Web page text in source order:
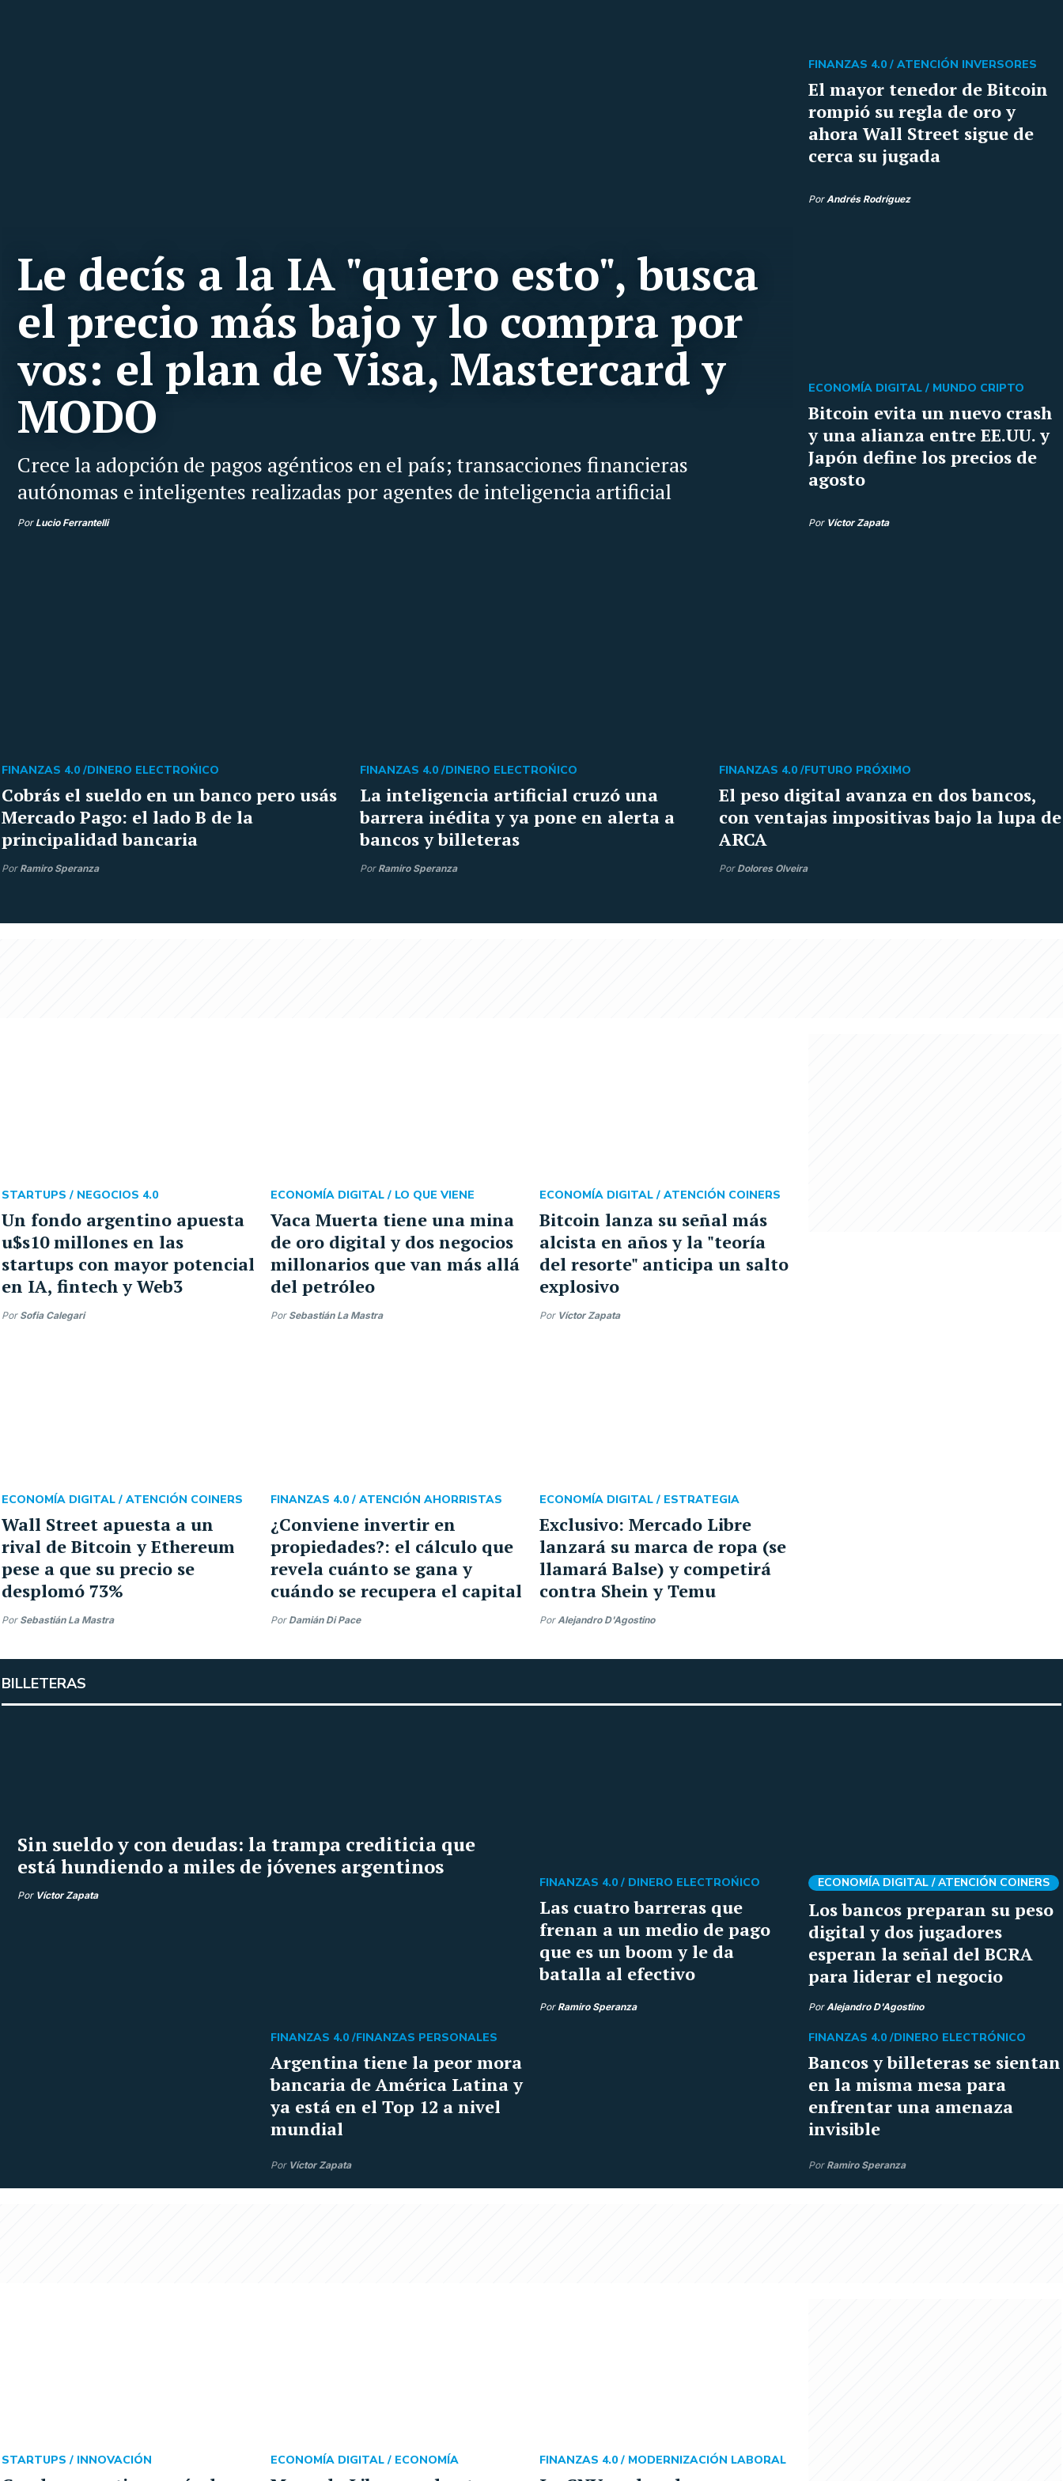
Le decís a la IA "quiero esto", busca
el precio más bajo y lo compra por
vos: el plan de Visa, Mastercard y
MODO
Crece la adopción de pagos agénticos en el país; transacciones financieras
autónomas e inteligentes realizadas por agentes de inteligencia artificial
Por Lucio Ferrantelli
El mayor tenedor de Bitcoin
rompió su regla de oro y
ahora Wall Street sigue de
cerca su jugada
FINANZAS 4.0 / ATENCIÓN INVERSORES
PorAndrés Rodríguez
Bitcoin evita un nuevo crash
y una alianza entre EE.UU. y
Japón define los precios de
agosto
ECONOMÍA DIGITAL / MUNDO CRIPTO
Por Víctor Zapata
Cobrás el sueldo en un banco pero usás
Mercado Pago: el lado B de la
principalidad bancaria
FINANZAS 4.0 /DINERO ELECTROŃICO
Por Ramiro Speranza
La inteligencia artificial cruzó una
barrera inédita y ya pone en alerta a
bancos y billeteras
FINANZAS 4.0 /DINERO ELECTROŃICO
Por Ramiro Speranza
El peso digital avanza en dos bancos,
con ventajas impositivas bajo la lupa de
ARCA
FINANZAS 4.0 /FUTURO PRÓXIMO
Por Dolores Olveira
Un fondo argentino apuesta
u$s10 millones en las
startups con mayor potencial
en IA, fintech y Web3
STARTUPS / NEGOCIOS 4.0
Por Sofia Calegari
Vaca Muerta tiene una mina
de oro digital y dos negocios
millonarios que van más allá
del petróleo
ECONOMÍA DIGITAL / LO QUE VIENE
Por Sebastián La Mastra
Bitcoin lanza su señal más
alcista en años y la "teoría
del resorte" anticipa un salto
explosivo
ECONOMÍA DIGITAL / ATENCIÓN COINERS
Por Víctor Zapata
Wall Street apuesta a un
rival de Bitcoin y Ethereum
pese a que su precio se
desplomó 73%
ECONOMÍA DIGITAL / ATENCIÓN COINERS
Por Sebastián La Mastra
¿Conviene invertir en
propiedades?: el cálculo que
revela cuánto se gana y
cuándo se recupera el capital
FINANZAS 4.0 / ATENCIÓN AHORRISTAS
Por Damián Di Pace
Exclusivo: Mercado Libre
lanzará su marca de ropa (se
llamará Balse) y competirá
contra Shein y Temu
ECONOMÍA DIGITAL / ESTRATEGIA
PorAlejandro D'Agostino
BILLETERAS
Sin sueldo y con deudas: la trampa crediticia que
está hundiendo a miles de jóvenes argentinos
Por Víctor Zapata
Las cuatro barreras que
frenan a un medio de pago
que es un boom y le da
batalla al efectivo
FINANZAS 4.0 / DINERO ELECTROŃICO
Por Ramiro Speranza
Los bancos preparan su peso
digital y dos jugadores
esperan la señal del BCRA
para liderar el negocio
ECONOMÍA DIGITAL /ATENCIÓN COINERS
PorAlejandro D'Agostino
Argentina tiene la peor mora
bancaria de América Latina y
ya está en el Top 12 a nivel
mundial
FINANZAS 4.0 /FINANZAS PERSONALES
Por Víctor Zapata
Bancos y billeteras se sientan
en la misma mesa para
enfrentar una amenaza
invisible
FINANZAS 4.0 /DINERO ELECTRÓNICO
Por Ramiro Speranza
STARTUPS / INNOVACIÓN ECONOMÍA DIGITAL / ECONOMÍA FINANZAS 4.0 / MODERNIZACIÓN LABORAL